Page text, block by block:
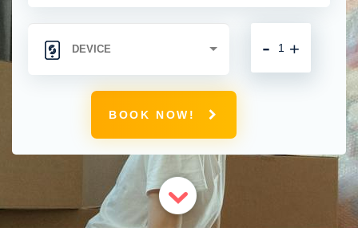
+
-
BOOK NOW!